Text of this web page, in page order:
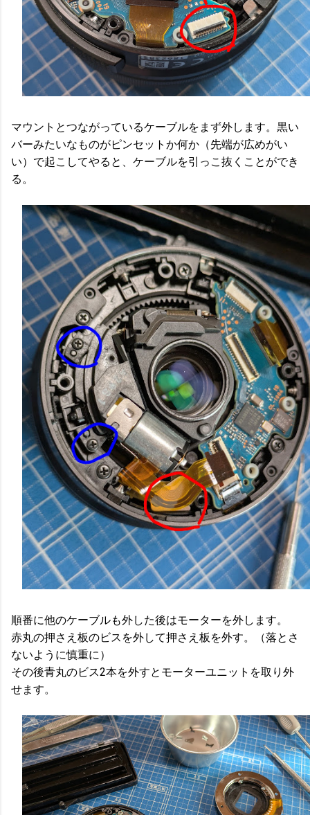
マウントとつながっているケーブルをまず外します。黒い
バーみたいなものがピンセットか何か（先端が広めがい
い）で起こしてやると、ケーブルを引っこ抜くことができ
る。
順番に他のケーブルも外した後はモーターを外します。
赤丸の押さえ板のビスを外して押さえ板を外す。（落とさ
ないように慎重に）
その後青丸のビス2本を外すとモーターユニットを取り外
せます。